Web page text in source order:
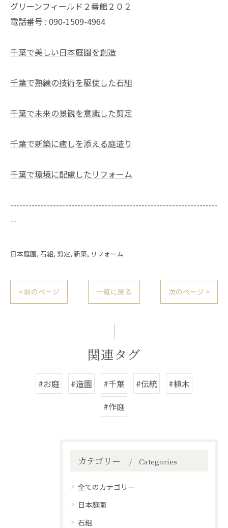
グリーンフィールド２番館２０２
電話番号 : 090-1509-4964
千葉で美しい日本庭園を創造
千葉で熟練の技術を駆使した石組
千葉で未来の景観を意識した剪定
千葉で新築に癒しを添える庭造り
千葉で環境に配慮したリフォーム
--------------------------------------------------------------------
--
日本庭園 石組 剪定 新築 リフォーム
< 前のページ 一覧に戻る 次のページ >
関連タグ
#お庭 #造園 #千葉 #伝統
#植木
#作庭
カテゴリー Categories
全てのカテゴリー
日本庭園
石組